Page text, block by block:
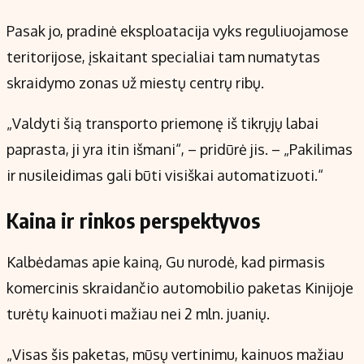
Pasak jo, pradinė eksploatacija vyks reguliuojamose
teritorijose, įskaitant specialiai tam numatytas
skraidymo zonas už miestų centrų ribų.
„Valdyti šią transporto priemonę iš tikrųjų labai
paprasta, ji yra itin išmani“, – pridūrė jis. – „Pakilimas
ir nusileidimas gali būti visiškai automatizuoti.“
Kaina ir rinkos perspektyvos
Kalbėdamas apie kainą, Gu nurodė, kad pirmasis
komercinis skraidančio automobilio paketas Kinijoje
turėtų kainuoti mažiau nei 2 mln. juanių.
„Visas šis paketas, mūsų vertinimu, kainuos mažiau